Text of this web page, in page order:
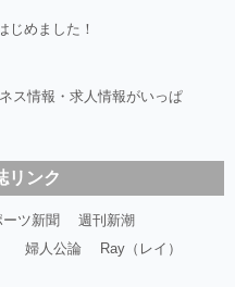
じめました！
ス情報・求人情報がいっぱ
リンク
ツ新聞
週刊新潮
婦人公論
Ray（レイ）